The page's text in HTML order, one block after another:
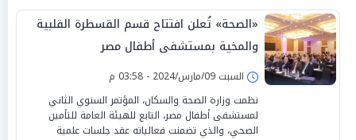
«الصحة» تُعلن افتتاح قسم القسطرة القلبية
والمخية بمستشفى أطفال مصر
السبت 09/مارس/2024 - 03:58 م
نظمت وزارة الصحة والسكان، المؤتمر السنوي الثاني
لمستشفى أطفال مصر، التابع للهيئة العامة للتأمين
الصحي، والذي تضمنت فعالياته عقد جلسات علمية